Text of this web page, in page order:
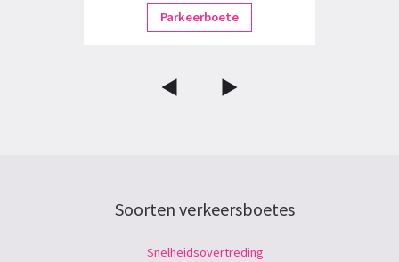
Parkeerboete
Soorten verkeersboetes
Snelheidsovertreding